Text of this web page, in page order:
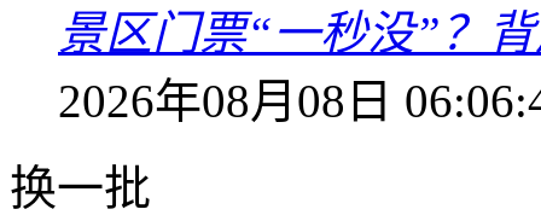
景区门票“一秒没”？
2026年08月08日
换一批